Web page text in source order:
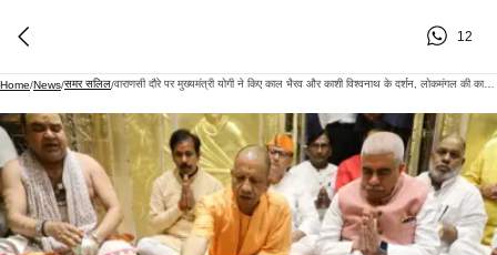
12
Home/News/समर सलिल/ वाराणसी दौरे पर मुख्यमंत्री योगी ने किए काल भैरव और काशी विश्वनाथ के दर्शन, लोकमंगल की कामना